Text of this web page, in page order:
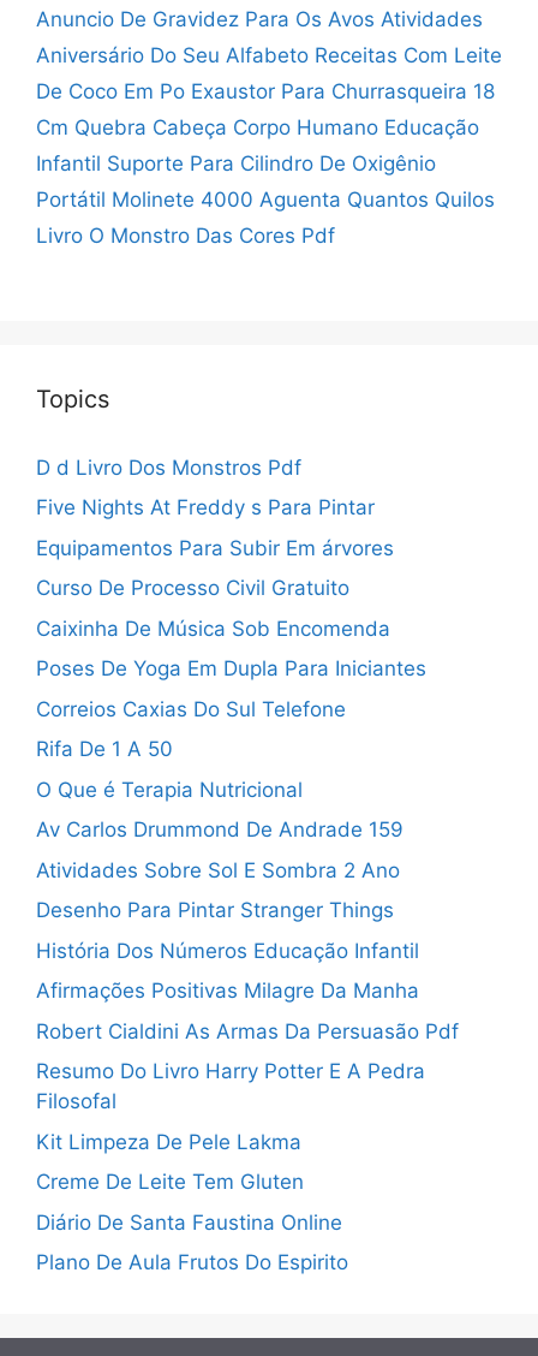
Anuncio De Gravidez Para Os Avos Atividades
Aniversário Do Seu Alfabeto Receitas Com Leite
De Coco Em Po Exaustor Para Churrasqueira 18
Cm Quebra Cabeça Corpo Humano Educação
Infantil Suporte Para Cilindro De Oxigênio
Portátil Molinete 4000 Aguenta Quantos Quilos
Livro O Monstro Das Cores Pdf
Topics
D d Livro Dos Monstros Pdf
Five Nights At Freddy s Para Pintar
Equipamentos Para Subir Em árvores
Curso De Processo Civil Gratuito
Caixinha De Música Sob Encomenda
Poses De Yoga Em Dupla Para Iniciantes
Correios Caxias Do Sul Telefone
Rifa De 1 A 50
O Que é Terapia Nutricional
Av Carlos Drummond De Andrade 159
Atividades Sobre Sol E Sombra 2 Ano
Desenho Para Pintar Stranger Things
História Dos Números Educação Infantil
Afirmações Positivas Milagre Da Manha
Robert Cialdini As Armas Da Persuasão Pdf
Resumo Do Livro Harry Potter E A Pedra
Filosofal
Kit Limpeza De Pele Lakma
Creme De Leite Tem Gluten
Diário De Santa Faustina Online
Plano De Aula Frutos Do Espirito